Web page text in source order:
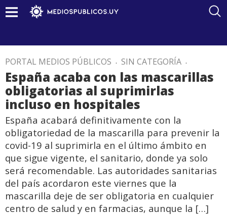
PORTAL MEDIOS PÚBLICOS . SIN CATEGORÍA .
España acaba con las mascarillas
obligatorias al suprimirlas
incluso en hospitales
España acabará definitivamente con la
obligatoriedad de la mascarilla para prevenir la
covid-19 al suprimirla en el último ámbito en
que sigue vigente, el sanitario, donde ya solo
será recomendable. Las autoridades sanitarias
del país acordaron este viernes que la
mascarilla deje de ser obligatoria en cualquier
centro de salud y en farmacias, aunque la […]